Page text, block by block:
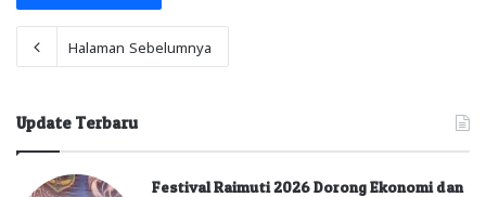
Halaman Sebelumnya
Update Terbaru
Festival Raimuti 2026 Dorong Ekonomi dan